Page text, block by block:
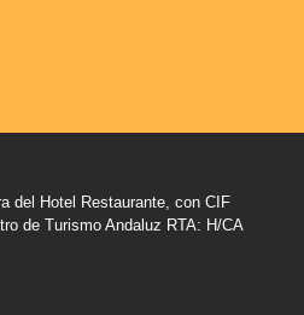
del Hotel Restaurante, con CIF
de Turismo Andaluz RTA: H/CA